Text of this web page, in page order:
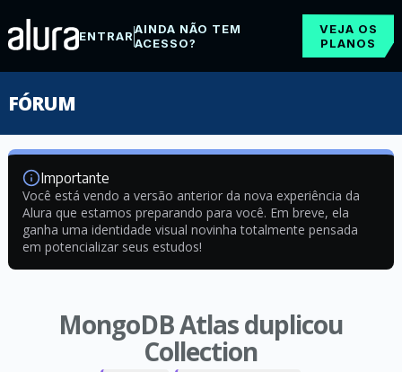
ENTRARAINDA NÃO TEM
ACESSO?
VEJA OS
PLANOS
FÓRUM
Importante
Você está vendo a versão anterior da nova experiência da
Alura que estamos preparando para você. Em breve, ela
ganha uma identidade visual novinha totalmente pensada
em potencializar seus estudos!
MongoDB Atlas duplicou
Collection